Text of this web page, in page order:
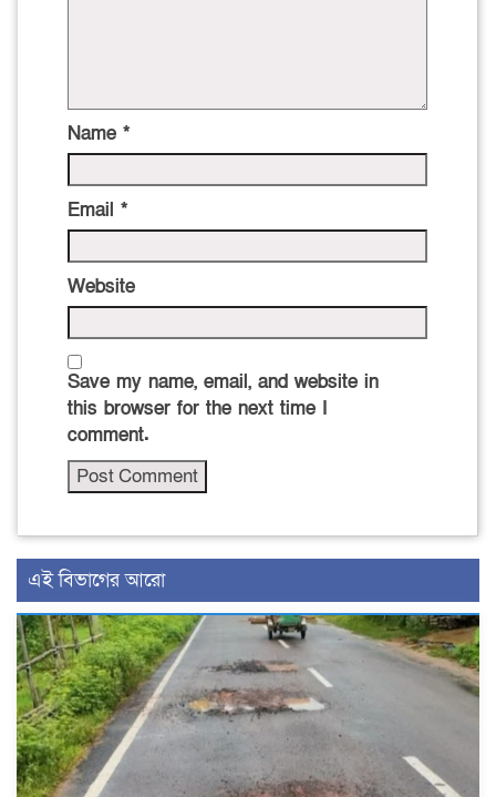
Name *
Email *
Website
Save my name, email, and website in
this browser for the next time I
comment.
এই বিভাগের আরো